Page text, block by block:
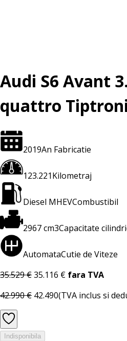
Audi S6 Avant
quattro
2019An Fabricatie
123.221Kilometraj
Diesel MHEVCombustibil
2967 cm3Capacitate
AutomataCutie de Viteze
35.529 €35.116 € fara TVA
42.990 € 42.490(TVA inclus si
Indisponibila